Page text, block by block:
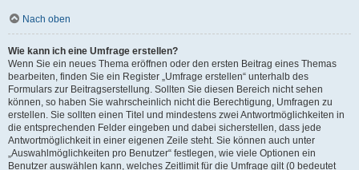
Nach oben
Wie kann ich eine Umfrage erstellen?
Wenn Sie ein neues Thema eröffnen oder den ersten Beitrag eines Themas
bearbeiten, finden Sie ein Register „Umfrage erstellen“ unterhalb des
Formulars zur Beitragserstellung. Sollten Sie diesen Bereich nicht sehen
können, so haben Sie wahrscheinlich nicht die Berechtigung, Umfragen zu
erstellen. Sie sollten einen Titel und mindestens zwei Antwortmöglichkeiten in
die entsprechenden Felder eingeben und dabei sicherstellen, dass jede
Antwortmöglichkeit in einer eigenen Zeile steht. Sie können auch unter
„Auswahlmöglichkeiten pro Benutzer“ festlegen, wie viele Optionen ein
Benutzer auswählen kann, welches Zeitlimit für die Umfrage gilt (0 bedeutet